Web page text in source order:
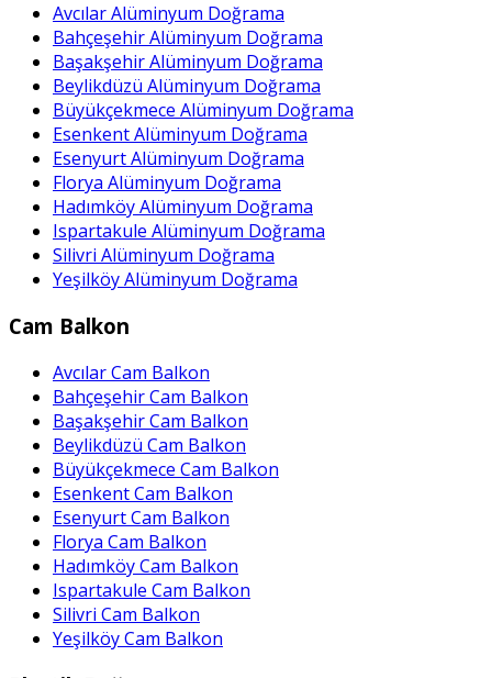
Avcılar Alüminyum Doğrama
Bahçeşehir Alüminyum Doğrama
Başakşehir Alüminyum Doğrama
Beylikdüzü Alüminyum Doğrama
Büyükçekmece Alüminyum Doğrama
Esenkent Alüminyum Doğrama
Esenyurt Alüminyum Doğrama
Florya Alüminyum Doğrama
Hadımköy Alüminyum Doğrama
Ispartakule Alüminyum Doğrama
Silivri Alüminyum Doğrama
Yeşilköy Alüminyum Doğrama
Cam Balkon
Avcılar Cam Balkon
Bahçeşehir Cam Balkon
Başakşehir Cam Balkon
Beylikdüzü Cam Balkon
Büyükçekmece Cam Balkon
Esenkent Cam Balkon
Esenyurt Cam Balkon
Florya Cam Balkon
Hadımköy Cam Balkon
Ispartakule Cam Balkon
Silivri Cam Balkon
Yeşilköy Cam Balkon